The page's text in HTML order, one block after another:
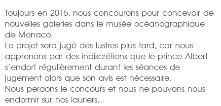
Toujours en 2015, nous concourons pour concevoir de
nouvelles galeries dans le musée océanographique
de Monaco.
Le projet sera jugé des lustres plus tard, car nous
apprenons par des indiscrétions que le prince Albert
s’endort régulièrement durant les séances de
jugement alors que son avis est nécessaire.
Nous perdons le concours et nous ne pouvons nous
endormir sur nos lauriers…